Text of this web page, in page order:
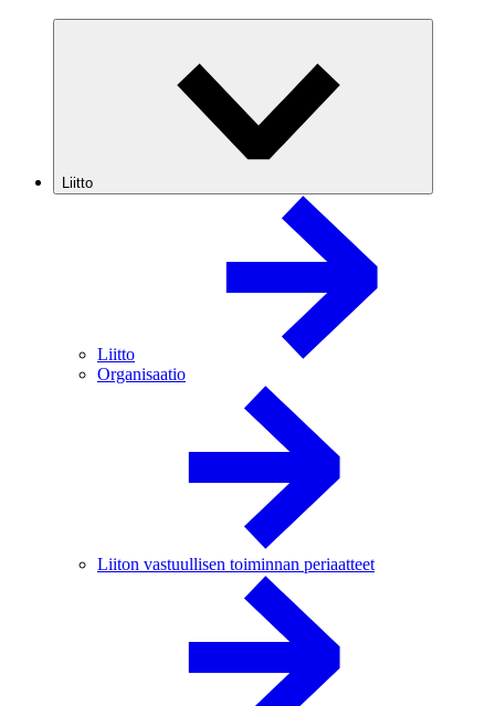
Liitto
Liitto
Organisaatio
Liiton vastuullisen toiminnan periaatteet